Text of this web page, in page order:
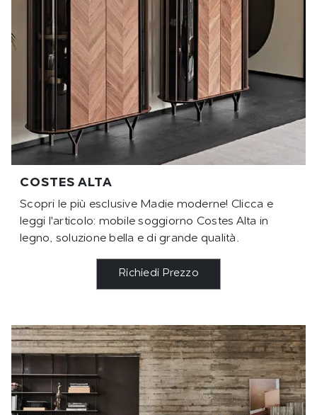
COSTES ALTA
Scopri le più esclusive Madie moderne! Clicca e
leggi l'articolo: mobile soggiorno Costes Alta in
legno, soluzione bella e di grande qualità.
Richiedi Prezzo